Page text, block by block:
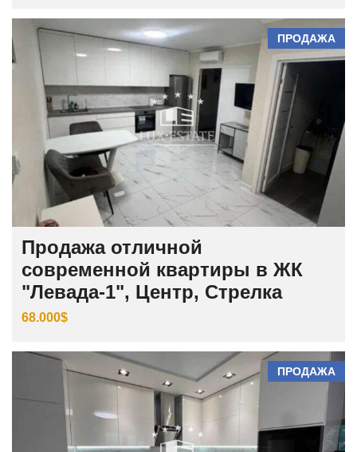
ПРОДАЖА
Продажа отличной
современной квартиры в ЖК
"Левада-1", Центр, Стрелка
68.000$
ПРОДАЖА